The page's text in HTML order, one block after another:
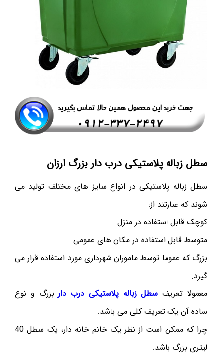
سطل زباله پلاستیکی درب دار بزرگ ارزان
سطل زباله پلاستیکی در انواع سایز های مختلف تولید می
شوند که عبارتند از:
کوچک قابل استفاده در منزل
متوسط قابل استفاده در مکان های عمومی
بزرگ که عموما توسط ماموران شهرداری مورد استفاده قرار می
گیرد.
معمولا تعریف سطل زباله پلاستیکی درب دار بزرگ و نوع
ساده آن یک تعریف کلی می باشد.
چرا که ممکن است از نظر یک خانم خانه دار، یک سطل 40
لیتری بزرگ باشد.